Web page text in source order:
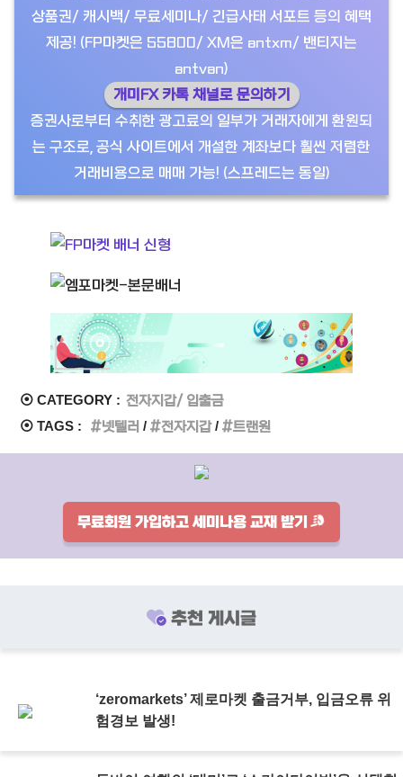
상품권/ 캐시백/ 무료세미나/ 긴급사태 서포트 등의 혜택
제공! (FP마켓은 55800/ XM은 antxm/ 밴티지는
antvan)
개미FX 카톡 채널로 문의하기
증권사로부터 수취한 광고료의 일부가 거래자에게 환원되
는 구조로, 공식 사이트에서 개설한 계좌보다 훨씬 저렴한
거래비용으로 매매 가능! (스프레드는 동일)
⦿ CATEGORY : 전자지갑/ 입출금
⦿ TAGS : 넷텔러 전자지갑 트랜원
무료회원 가입하고 세미나용 교재 받기
추천 게시글
‘zeromarkets’ 제로마켓 출금거부, 입금오류 위
험경보 발생!